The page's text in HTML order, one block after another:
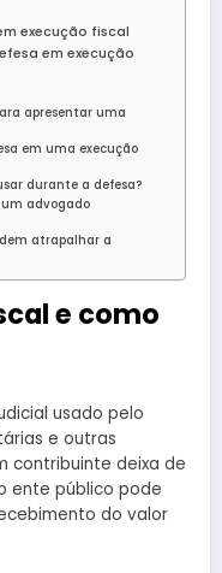
execução fiscal
em execução
apresentar uma
em uma execução
durante a defesa?
advogado
atrapalhar a
e como
usado pelo
e outras
contribuinte deixa de
ente público pode
do valor